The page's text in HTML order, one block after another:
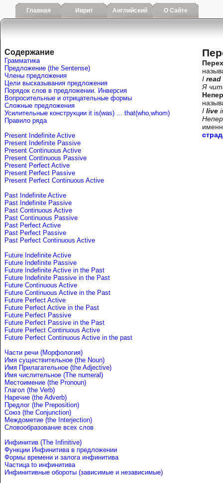
Главная Иврит Английский О Сайте
Содержание
Грамматика
Предложение (the Sentense)
Члены предложения
Цели высказывания предложения
Порядок слов в предложении. Инверсия
Вопросительные и отрицательные формы
Сложные предложения
Усилительные конструкции it is(was) ... that(who,whom)
Правило ряда
Present Indefinite Active
Present Indefinite Passive
Present Continuous Active
Present Continuous Passive
Present Perfect Active
Present Perfect Passive
Present Perfect Continuous Active
Past Indefinite Active
Past Indefinite Passive
Past Continuous Active
Past Continuous Passive
Past Perfect Active
Past Perfect Passive
Past Perfect Continuous Active
Future Indefinite Active
Future Indefinite Passive
Future Indefinite Active in the Past
Future Indefinite Passive in the Past
Future Continuous Active
Future Continuous Active in the Past
Future Perfect Active
Future Perfect Active in the Past
Future Perfect Passive
Future Perfect Passive in the Past
Future Perfect Continuous Active
Future Perfect Continuous Active in the past
Части речи (Морфология)
Имя существительное (the Noun)
Имя Прилагательное (the Adjective)
Имя числительное (The numeral)
Местоимение (the Pronoun)
Глагол (the Verb)
Наречие (the Adverb)
Предлог (the Preposition)
Союз (the Conjunction)
Междометие (the Interjection)
Словообразование всех слов
Инфинитив (The Infinitive)
Функции Инфинитива в предложении
Формы времени и залога инфинитива
Частица to инфинитива
Инфинитивные обороты (зависимые и независимые)
I read
Я
I live